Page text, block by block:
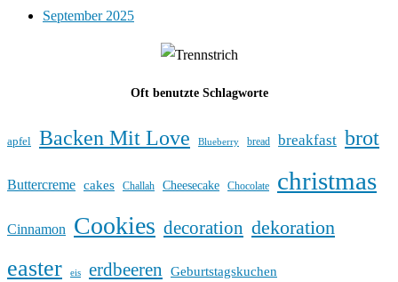
September 2025
Oft benutzte Schlagworte
apfel Backen Mit Love Blueberry bread breakfast brot
Buttercreme cakes Challah Cheesecake Chocolate christmas
Cinnamon Cookies decoration dekoration
easter eis erdbeeren Geburtstagskuchen